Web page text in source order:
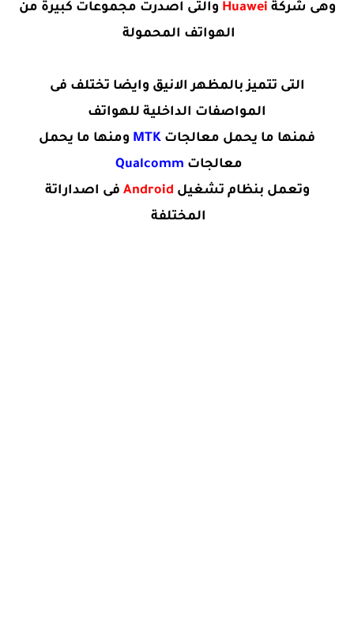
وهى شركة Huawei والتى اصدرت مجموعات كبيرة من
الهواتف المحمولة
التى تتميز بالمظهر الانيق وايضا تختلف فى
المواصفات الداخلية للهواتف
فمنها ما يحمل معالجات MTK ومنها ما يحمل
معالجات Qualcomm
وتعمل بنظام تشغيل Android فى اصداراتة
المختلفة